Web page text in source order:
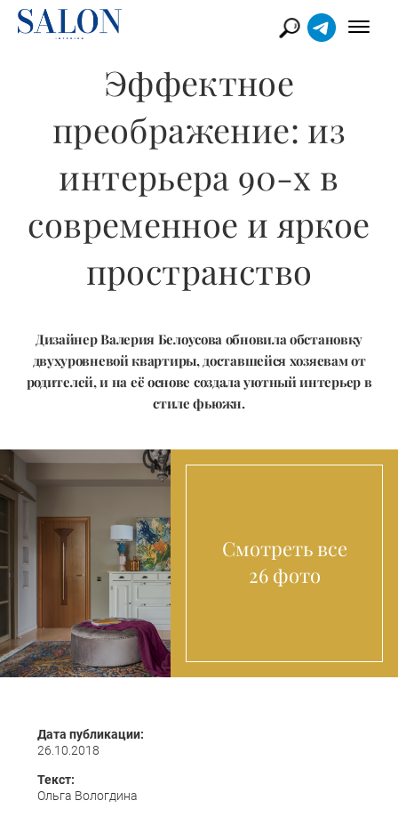
Эффектное
преображение: из
интерьера 90-х в
современное и яркое
пространство
Дизайнер Валерия Белоусова обновила обстановку
двухуровневой квартиры, доставшейся хозяевам от
родителей, и на её основе создала уютный интерьер в
стиле фьюжн.
Смотреть все
26 фото
Дата публикации:
26.10.2018
Текст:
Ольга Вологдина